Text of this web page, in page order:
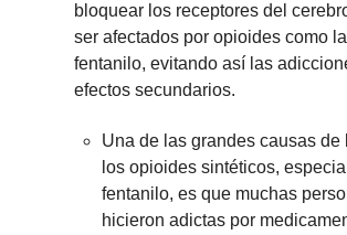
bloquear los receptores del
ser afectados por opioides como
fentanilo, evitando así las
efectos secundarios.
Una de las grandes causas de
los opioides sintéticos,
fentanilo, es que muchas
hicieron adictas por